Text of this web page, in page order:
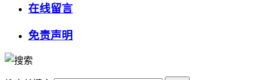
在线留言
免责声明